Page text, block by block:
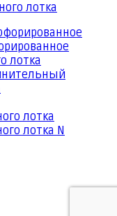
лотка
лотка
лотка
лотка N